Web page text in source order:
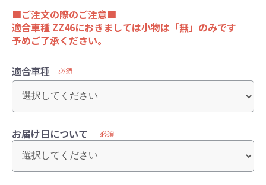
■ご注文の際のご注意■
適合車種 ZZ46におきましては小物は「無」のみです
予めご了承ください。
適合車種 必須
お届け日について 必須